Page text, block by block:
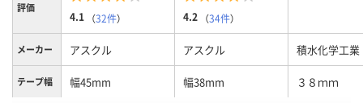
評価
4.1 （32件） 4.2 （34件）
メーカー アスクル アスクル 積水化学工業
テープ幅 幅45mm 幅38mm ３８ｍｍ